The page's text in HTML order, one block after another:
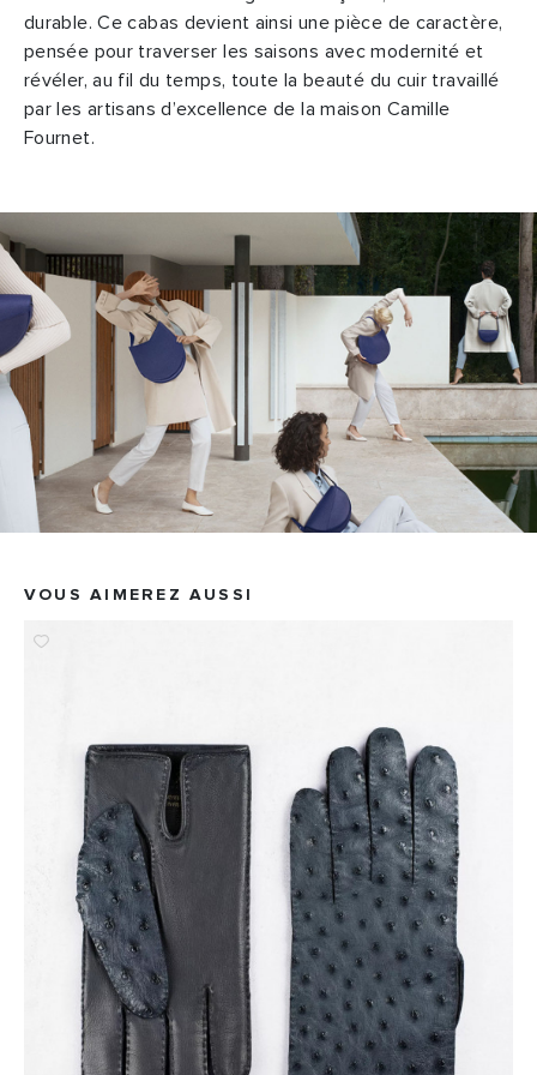
durable. Ce cabas devient ainsi une pièce de caractère,
pensée pour traverser les saisons avec modernité et
révéler, au fil du temps, toute la beauté du cuir travaillé
par les artisans d’excellence de la maison Camille
Fournet.
VOUS AIMEREZ AUSSI